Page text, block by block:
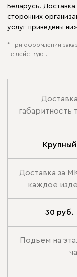
Беларусь.
сторонних
услуг приведены
* при оформлении
не действуют.
Доставка
габаритность
Крупный
Доставка за
каждое
30 руб.
Подъем на